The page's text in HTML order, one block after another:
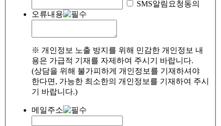
SMS알림요청동의
오류내용
※ 개인정보 노출 방지를 위해 민감한 개인정보 내
용은 가급적 기재를 자제하여 주시기 바랍니다.
(상담을 위해 불가피하게 개인정보를 기재하셔야
한다면, 가능한 최소한의 개인정보를 기재하여 주시
기 바랍니다.)
메일주소